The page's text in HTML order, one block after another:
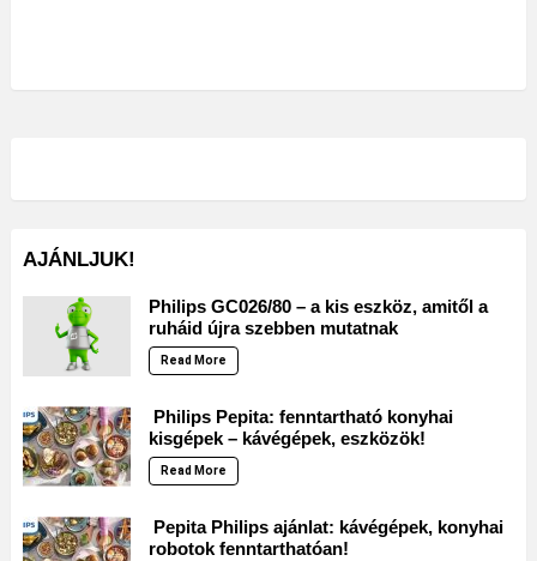
AJÁNLJUK!
Philips GC026/80 – a kis eszköz, amitől a
ruháid újra szebben mutatnak
Read More
Philips Pepita: fenntartható konyhai
kisgépek – kávégépek, eszközök!
Read More
Pepita Philips ajánlat: kávégépek, konyhai
robotok fenntarthatóan!